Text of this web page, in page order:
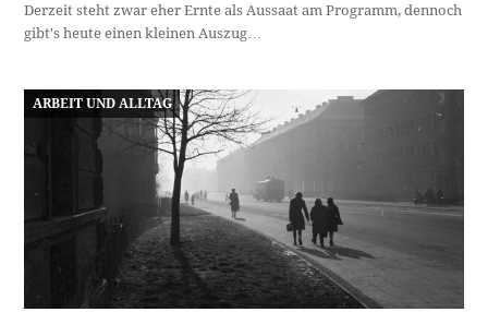
Derzeit steht zwar eher Ernte als Aussaat am Programm, dennoch
gibt's heute einen kleinen Auszug…
ARBEIT UND ALLTAG